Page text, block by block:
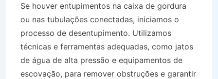
Se houver entupimentos na caixa de gordura
ou nas tubulações conectadas, iniciamos o
processo de desentupimento. Utilizamos
técnicas e ferramentas adequadas, como jatos
de água de alta pressão e equipamentos de
escovação, para remover obstruções e garantir